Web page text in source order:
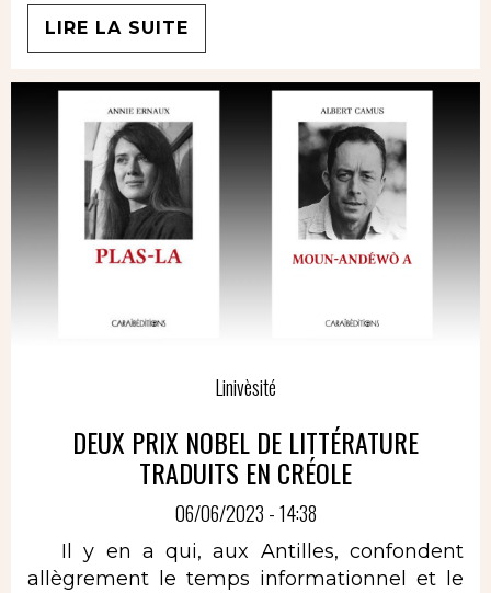
LIRE LA SUITE
Linivèsité
DEUX PRIX NOBEL DE LITTÉRATURE
TRADUITS EN CRÉOLE
06/06/2023 - 14:38
Il y en a qui, aux Antilles, confondent
allègrement le temps informationnel et le